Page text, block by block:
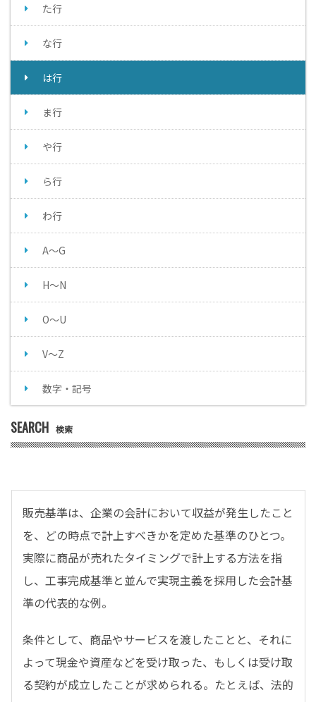
た行
な行
は行
ま行
や行
ら行
わ行
A～G
H～N
O～U
V～Z
数字・記号
SEARCH 検索
販売基準は、企業の会計において収益が発生したこと
を、どの時点で計上すべきかを定めた基準のひとつ。
実際に商品が売れたタイミングで計上する方法を指
し、工事完成基準と並んで実現主義を採用した会計基
準の代表的な例。
条件として、商品やサービスを渡したことと、それに
よって現金や資産などを受け取った、もしくは受け取
る契約が成立したことが求められる。たとえば、法的